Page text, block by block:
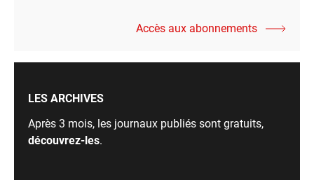
Accès aux abonnements
LES ARCHIVES
Après 3 mois, les journaux publiés sont gratuits,
découvrez-les.